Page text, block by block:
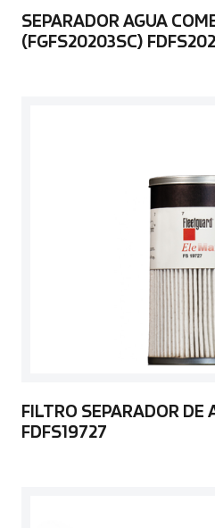
SEPARADOR AGUA
(FGFS20203SC)
FILTRO SEPARADOR
FDFS19727